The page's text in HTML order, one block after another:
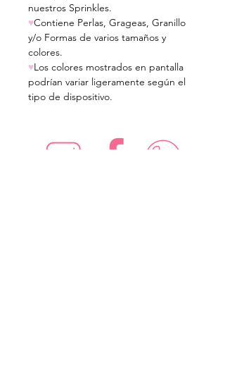
nuestros Sprinkles.
♥Contiene Perlas, Grageas, Granillo
y/o Formas de varios tamaños y
colores.
♥Los colores mostrados en pantalla
podrían variar ligeramente según el
tipo de dispositivo.